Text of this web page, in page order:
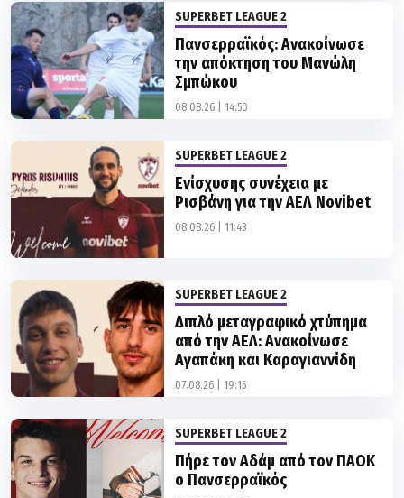
την απόκτηση του Μανώλη
Σμπώκου
08.08.26 | 14:50
SUPERBET LEAGUE 2
Ρισβάνη για την ΑΕΛ Novibet
08.08.26 | 11:43
από την ΑΕΛ: Ανακοίνωσε
Αγαπάκη και Καραγιαννίδη
07.08.26 | 19:15
SUPERBET LEAGUE 2
ο Πανσερραϊκός
07.08.26 | 13:07